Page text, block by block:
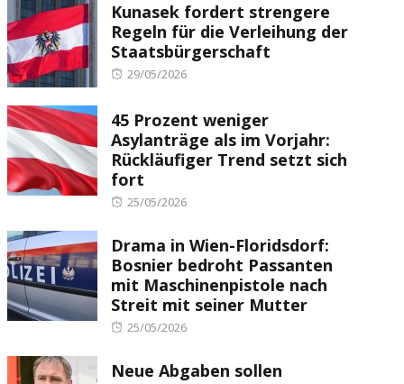
Kunasek fordert strengere
Regeln für die Verleihung der
Staatsbürgerschaft
Posted
29/05/2026
45 Prozent weniger
Asylanträge als im Vorjahr:
Rückläufiger Trend setzt sich
fort
Posted
25/05/2026
Drama in Wien-Floridsdorf:
Bosnier bedroht Passanten
mit Maschinenpistole nach
Streit mit seiner Mutter
Posted
25/05/2026
Neue Abgaben sollen